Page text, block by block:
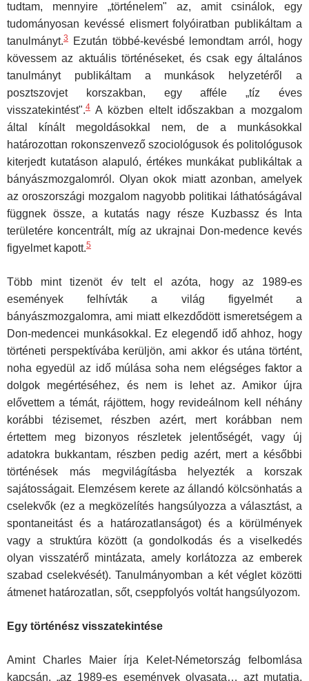
tudtam, mennyire „történelem" az, amit csinálok, egy
tudományosan kevéssé elismert folyóiratban publikáltam a
tanulmányt.3
Ezután többé-kevésbé lemondtam arról, hogy
kövessem az aktuális történéseket, és csak egy általános
tanulmányt publikáltam a munkások helyzetéről a
posztszovjet korszakban, egy afféle „tíz éves
visszatekintést".4 A közben eltelt idő­szakban a mozgalom
által kínált megoldásokkal nem, de a munkásokkal
határozottan rokonszenvező szociológusok és politológusok
kiterjedt kutatáson alapuló, értékes munkákat publikáltak a
bányászmozgalomról. Olyan okok miatt azonban, amelyek
az oroszországi mozgalom nagyobb politikai láthatóságával
függnek össze, a kutatás nagy része Kuzbassz és Inta
területére koncentrált, míg az ukrajnai Don-medence kevés
figyelmet kapott.5
Több mint tizenöt év telt el azóta, hogy az 1989-es
események felhívták a világ figyelmét a
bányászmozgalomra, ami miatt elkezdődött ismeretsé­gem a
Don-medencei munkásokkal. Ez elegendő idő ahhoz, hogy
törté­neti perspektívába kerüljön, ami akkor és utána történt,
noha egyedül az idő múlása soha nem elégséges faktor a
dolgok megértéséhez, és nem is lehet az. Amikor újra
elővettem a témát, rájöttem, hogy revideálnom kell néhány
korábbi tézisemet, részben azért, mert korábban nem
értettem meg bizonyos részletek jelentőségét, vagy új
adatokra bukkantam, rész­ben pedig azért, mert a későbbi
történések más megvilágításba helyezték a korszak
sajátosságait. Elemzésem kerete az állandó kölcsönhatás a
cselekvők (ez a megközelítés hangsúlyozza a választást, a
spontaneitást és a határozatlanságot) és a körülmények
vagy a struktúra között (a gon­dolkodás és a viselkedés
olyan visszatérő mintázata, amely korlátozza az emberek
szabad cselekvését). Tanulmányomban a két véglet közötti
átmenet határozatlan, sőt, cseppfolyós voltát hangsúlyozom.
Egy történész visszatekintése
Amint Charles Maier írja Kelet-Németország felbomlása
kapcsán, „az 1989-es események olvasata… azt mutatja,